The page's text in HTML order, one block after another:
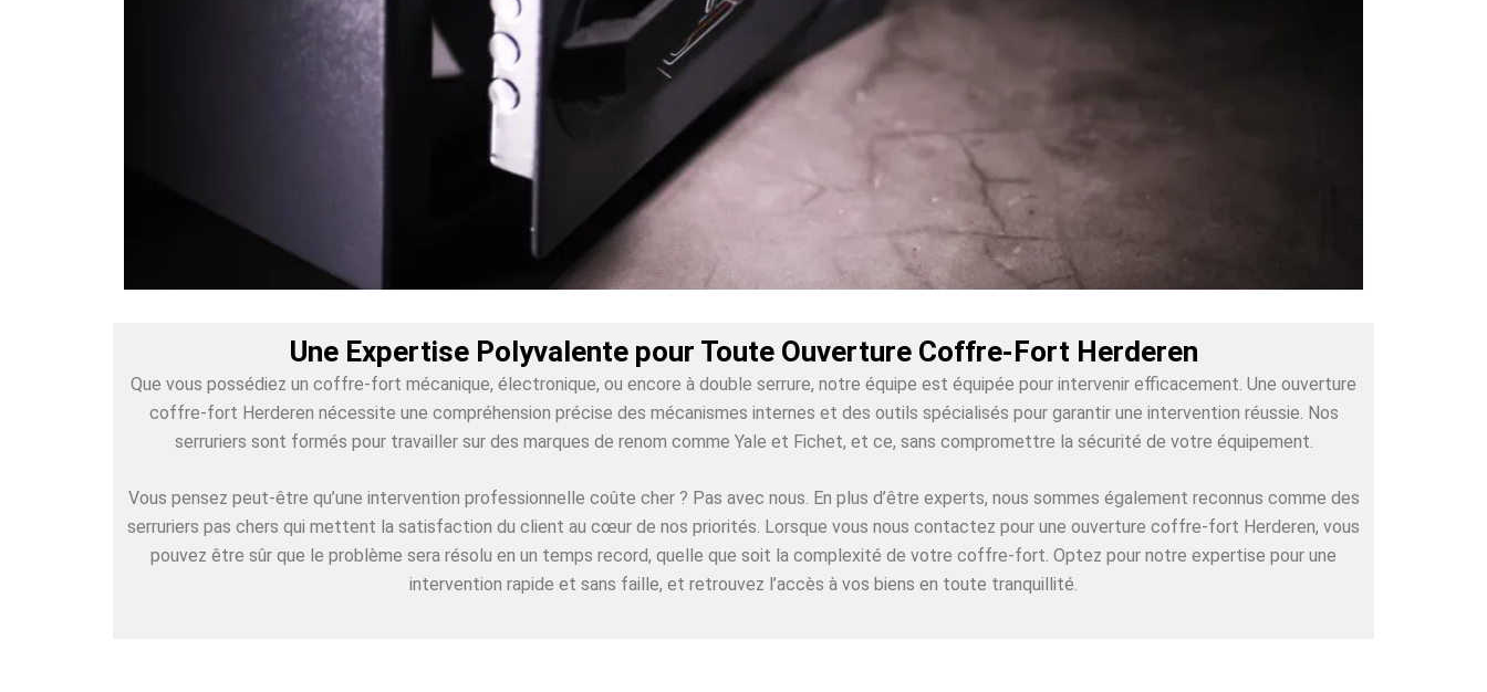
Une Expertise Polyvalente pour Toute Ouverture Coffre-Fort Herderen
Que vous possédiez un coffre-fort mécanique, électronique, ou encore à double serrure, notre équipe est équipée pour intervenir efficacement. Une ouverture
coffre-fort Herderen nécessite une compréhension précise des mécanismes internes et des outils spécialisés pour garantir une intervention réussie. Nos
serruriers sont formés pour travailler sur des marques de renom comme Yale et Fichet, et ce, sans compromettre la sécurité de votre équipement.
Vous pensez peut-être qu’une intervention professionnelle coûte cher ? Pas avec nous. En plus d’être experts, nous sommes également reconnus comme des
serruriers pas chers qui mettent la satisfaction du client au cœur de nos priorités. Lorsque vous nous contactez pour une ouverture coffre-fort Herderen, vous
pouvez être sûr que le problème sera résolu en un temps record, quelle que soit la complexité de votre coffre-fort. Optez pour notre expertise pour une
intervention rapide et sans faille, et retrouvez l’accès à vos biens en toute tranquillité.